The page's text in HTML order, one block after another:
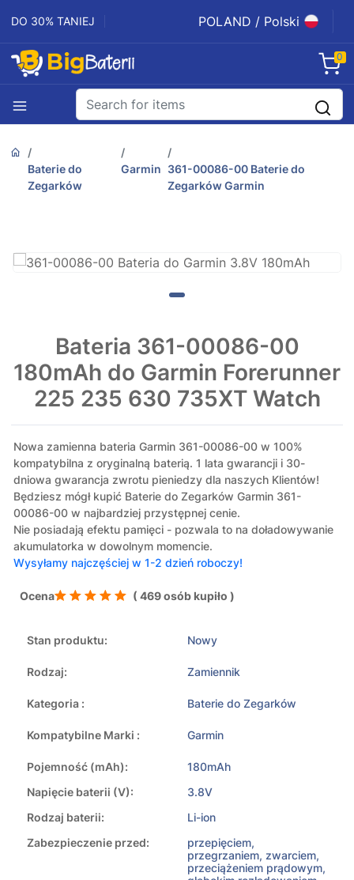
DO 30% TANIEJ POLAND / Polski
0
Baterie do
Zegarków
Garmin 361-00086-00 Baterie do
Zegarków Garmin
Bateria 361-00086-00
180mAh do Garmin Forerunner
225 235 630 735XT Watch
Nowa zamienna bateria Garmin 361-00086-00 w 100%
kompatybilna z oryginalną baterią. 1 lata gwarancji i 30-
dniowa gwarancja zwrotu pieniedzy dla naszych Klientów!
Będziesz mógł kupić Baterie do Zegarków Garmin 361-
00086-00 w najbardziej przystępnej cenie.
Nie posiadają efektu pamięci - pozwala to na doładowywanie
akumulatorka w dowolnym momencie.
Wysyłamy najczęściej w 1-2 dzień roboczy!
Ocena ( 469 osób kupiło )
Stan produktu: Nowy
Rodzaj: Zamiennik
Kategoria : Baterie do Zegarków
Kompatybilne Marki : Garmin
Pojemność (mAh):
180mAh
Napięcie baterii (V):
3.8V
Rodzaj baterii:
Li-ion
Zabezpieczenie przed:
przepięciem,
przegrzaniem, zwarciem,
przeciążeniem prądowym,